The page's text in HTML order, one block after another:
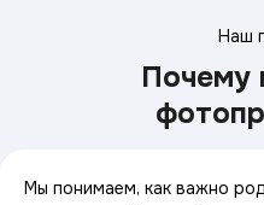
Наш
Почему
Мы понимаем, как важно